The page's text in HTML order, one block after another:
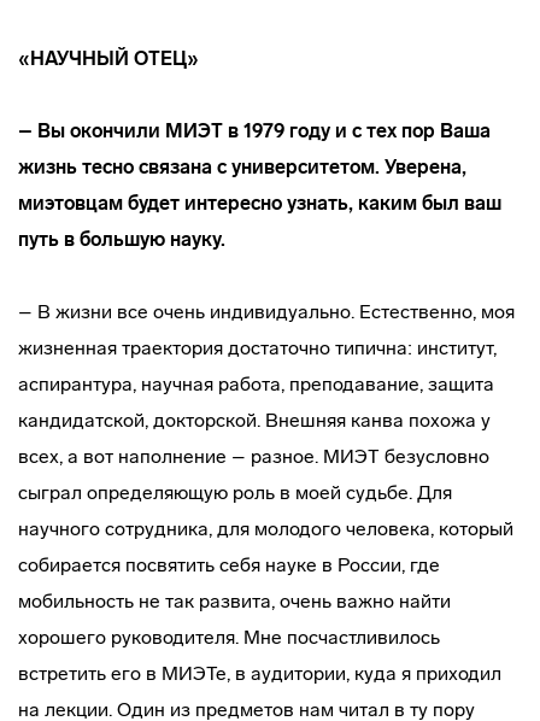
«НАУЧНЫЙ ОТЕЦ»
– Вы окончили МИЭТ в 1979 году и с тех пор Ваша
жизнь тесно связана с университетом. Уверена,
миэтовцам будет интересно узнать, каким был ваш
путь в большую науку.
– В жизни все очень индивидуально. Естественно, моя
жизненная траектория достаточно типична: институт,
аспирантура, научная работа, преподавание, защита
кандидатской, докторской. Внешняя канва похожа у
всех, а вот наполнение – разное. МИЭТ безусловно
сыграл определяющую роль в моей судьбе. Для
научного сотрудника, для молодого человека, который
собирается посвятить себя науке в России, где
мобильность не так развита, очень важно найти
хорошего руководителя. Мне посчастливилось
встретить его в МИЭТе, в аудитории, куда я приходил
на лекции. Один из предметов нам читал в ту пору